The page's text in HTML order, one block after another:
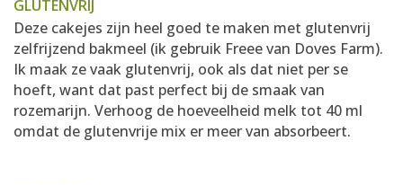
GLUTENVRIJ
Deze cakejes zijn heel goed te maken met glutenvrij
zelfrijzend bakmeel (ik gebruik Freee van Doves Farm).
Ik maak ze vaak glutenvrij, ook als dat niet per se
hoeft, want dat past perfect bij de smaak van
rozemarijn. Verhoog de hoeveelheid melk tot 40 ml
omdat de glutenvrije mix er meer van absorbeert.